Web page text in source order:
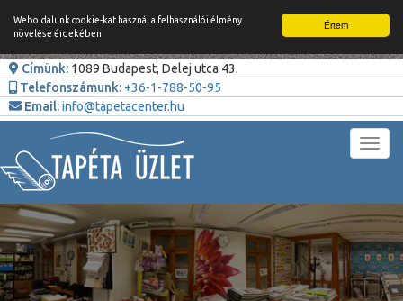
Értem
Weboldalunk cookie-kat használ a felhasználói élmény
növelése érdekében
Címünk: 1089 Budapest, Delej utca 43.
Telefonszámunk: +36-1-788-50-95
Email:info@tapetacenter.hu